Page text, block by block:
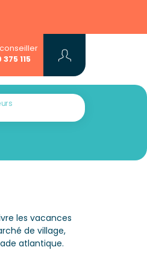
115
les vacances
de village,
atlantique.